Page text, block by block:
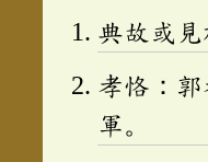
典故或
孝恪：
軍。